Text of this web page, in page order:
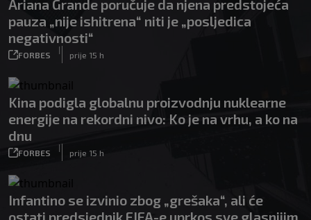
Ariana Grande poručuje da njena predstojeća
pauza „nije ishitrena“ niti je „posljedica
negativnosti“
FORBES
|
prije 15 h
Kina podigla globalnu proizvodnju nuklearne
energije na rekordni nivo: Ko je na vrhu, a ko na
dnu
FORBES
|
prije 15 h
Infantino se izvinio zbog „grešaka“, ali će
ostati predsjednik FIFA-e uprkos sve glasnijim